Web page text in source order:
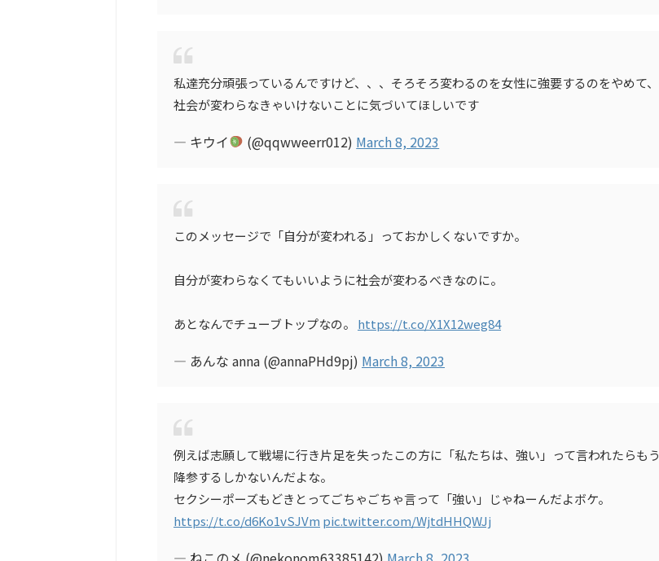
私達充分頑張っているんですけど、、、そろそろ変わるのを女性に強要するのをやめて、
社会が変わらなきゃいけないことに気づいてほしいです
— キウイ (@qqwweerr012) March 8, 2023
このメッセージで「自分が変われる」っておかしくないですか。
自分が変わらなくてもいいように社会が変わるべきなのに。
あとなんでチューブトップなの。 https://t.co/X1X12weg84
— あんな anna (@annaPHd9pj) March 8, 2023
例えば志願して戦場に行き片足を失ったこの方に「私たちは、強い」って言われたらもう
降参するしかないんだよな。
セクシーポーズもどきとってごちゃごちゃ言って「強い」じゃねーんだよボケ。
https://t.co/d6Ko1vSJVm pic.twitter.com/WjtdHHQWJj